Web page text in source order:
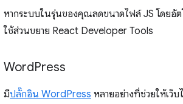
หากระบบในรุ่นของคุณลดขนาดไฟล์ JS โดยอั
ใช้ส่วนขยาย React Developer Tools
WordPress
มีปลั๊กอิน WordPress หลายอย่างที่ช่วยให้เว็